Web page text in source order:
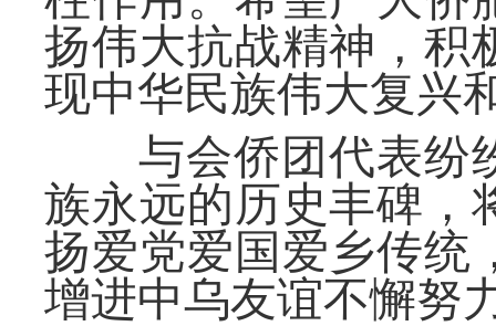
扬伟大抗战精神，积
现中华民族伟大复兴
与会侨团代表纷
族永远的历史丰碑，
扬爱党爱国爱乡传统
增进中乌友谊不懈努